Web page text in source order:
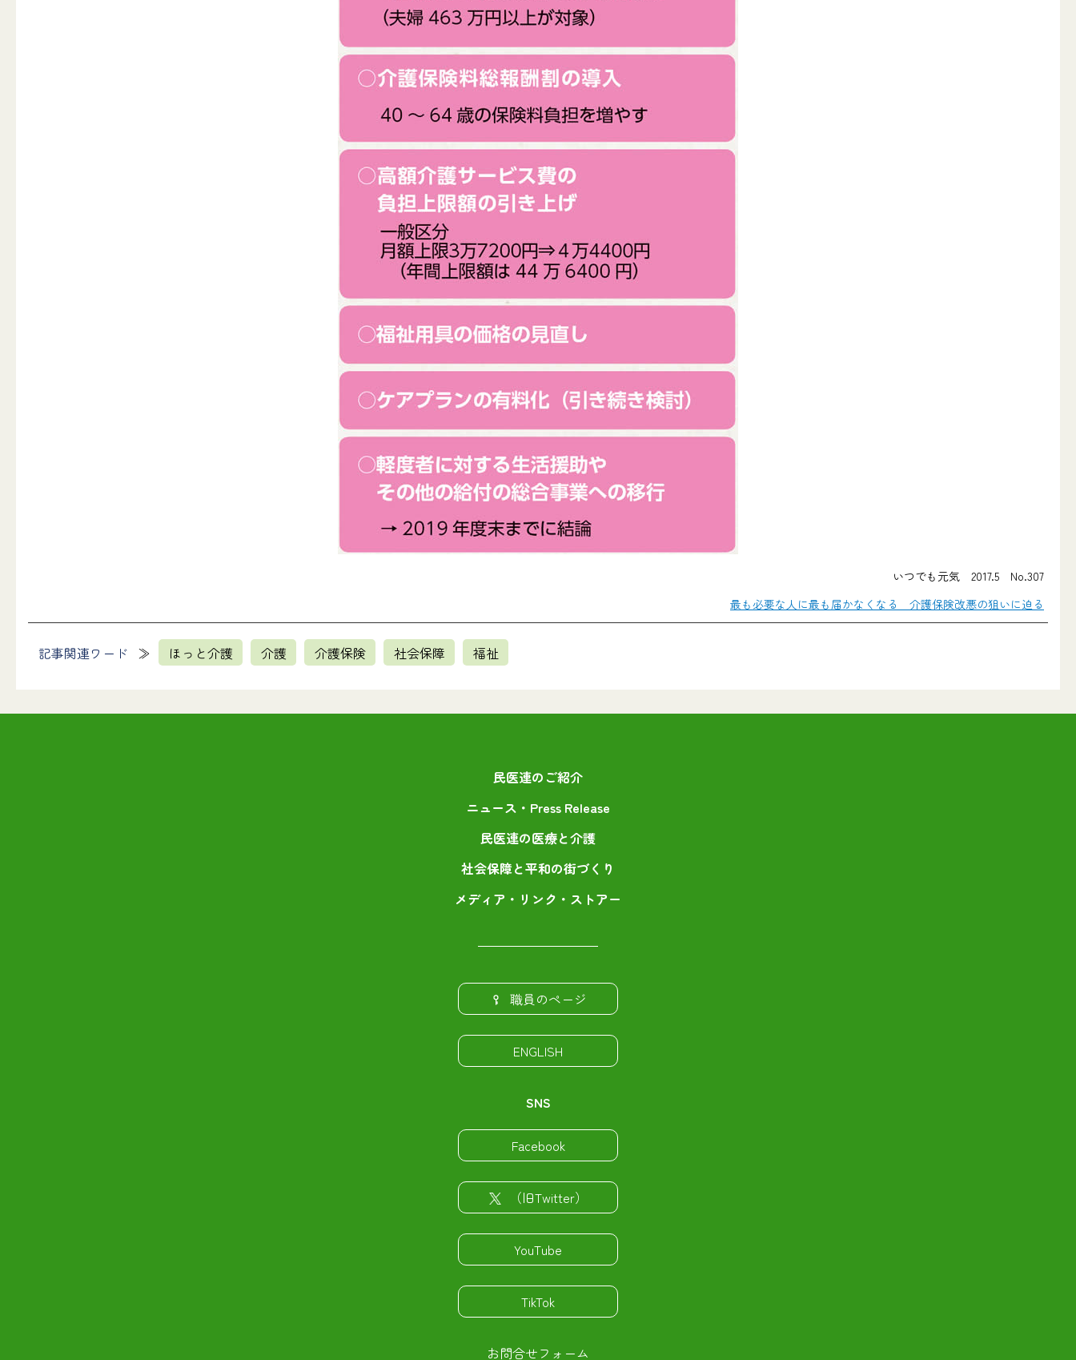
いつでも元気 2017.5 No.307
最も必要な人に最も届かなくなる 介護保険改悪の狙いに迫る
記事関連ワード ほっと介護 介護 介護保険 社会保障 福祉
民医連のご紹介
ニュース・Press Release
民医連の医療と介護
社会保障と平和の街づくり
メディア・リンク・ストアー
職員のページ
ENGLISH
SNS
Facebook
（旧Twitter）
YouTube
TikTok
お問合せフォーム